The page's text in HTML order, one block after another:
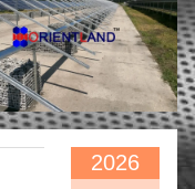
2026